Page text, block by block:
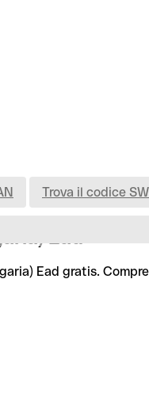
Trova il codice
Ead
Ead gratis.